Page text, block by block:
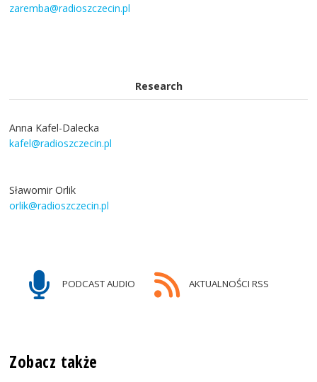
zaremba@radioszczecin.pl
Research
Anna Kafel-Dalecka
kafel@radioszczecin.pl
Sławomir Orlik
orlik@radioszczecin.pl
PODCAST AUDIO AKTUALNOŚCI RSS
Zobacz także